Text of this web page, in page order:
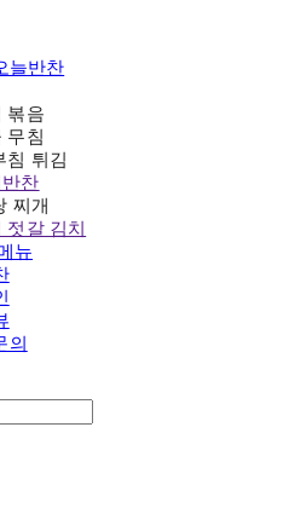
늘반찬
볶음
무침
침 튀김
찬
찌개
젓갈 김치
뉴
의